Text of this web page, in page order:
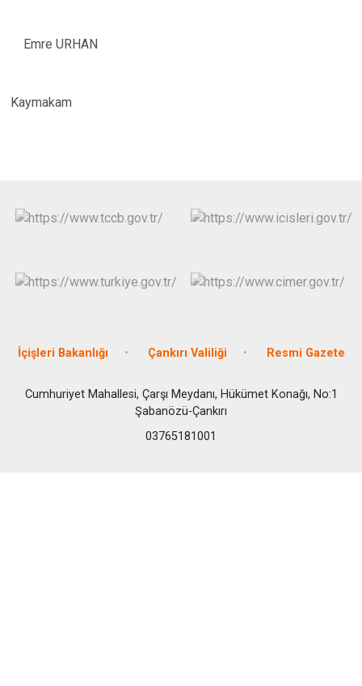
Emre URHAN
Kaymakam
İçişleri Bakanlığı Çankırı Valiliği Resmi Gazete
Cumhuriyet Mahallesi, Çarşı Meydanı, Hükümet Konağı, No:1
Şabanözü-Çankırı
03765181001